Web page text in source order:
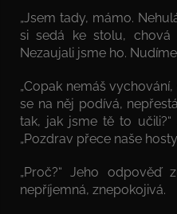
„Jsem tady, mámo.
si sedá ke stolu, chová
Nezaujali jsme ho.
„Copak nemáš
se na něj podívá,
tak, jak jsme tě to
„Pozdrav přece naše
„Proč?“ Jeho odpověď
nepříjemná, znepokojivá.